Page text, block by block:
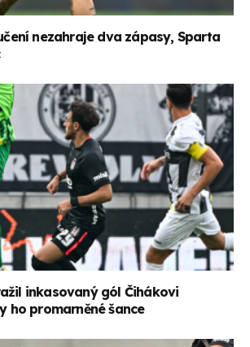
nezahraje dva zápasy, Sparta
inkasovaný gól Čihákovi
ho promarněné šance